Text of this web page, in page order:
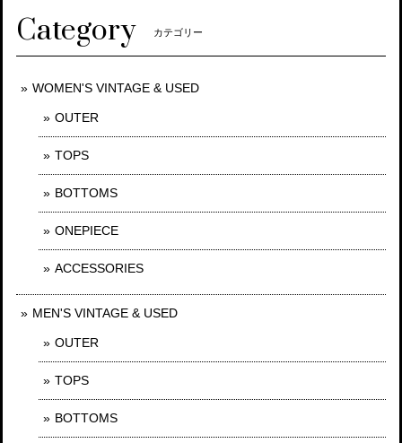
Category カテゴリー
WOMEN'S VINTAGE & USED
OUTER
TOPS
BOTTOMS
ONEPIECE
ACCESSORIES
MEN'S VINTAGE & USED
OUTER
TOPS
BOTTOMS